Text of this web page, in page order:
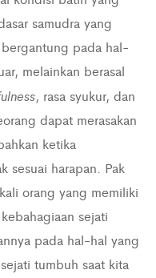
samudra yang
pada hal-
melainkan berasal
, rasa syukur, dan
dapat merasakan
ketika
sesuai harapan. Pak
orang yang memiliki
sejati
pada hal-hal yang
tumbuh saat kita